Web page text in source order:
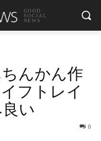
GOOD
SOCIAL
NEWS
んかん作
フトレイ
い
0